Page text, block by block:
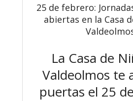
25 de febrero:
abiertas en la Casa
La Casa de
Valdeolmos te
puertas el 25